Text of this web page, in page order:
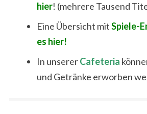
hier! (mehrere Tausend
Eine Übersicht mitSpiele-
es hier!
In unsererCafeteria
und Getränke erworben